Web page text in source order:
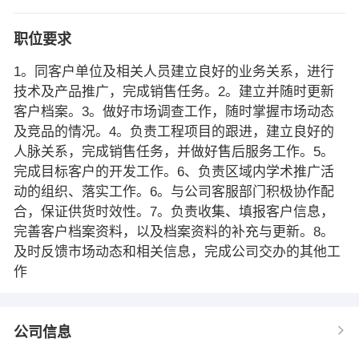
职位要求
1。同客户单位及相关人员建立良好的业务关系，进行
技术及产品推广，完成销售任务。2。建立并随时更新
客户档案。3。做好市场调查工作，随时掌握市场动态
及竞品的情况。4。负责工程项目的跟进，建立良好的
人脉关系，完成销售任务，并做好售后服务工作。5。
完成目标客户的开发工作。6、负责区域内学术推广活
动的组织、落实工作。6。与公司客服部门积极协作配
合，保证供货时效性。7。负责收集、填报客户信息，
完善客户档案资料，以及档案资料的补充与更新。8。
及时反馈市场动态和相关信息，完成公司交办的其他工
作
公司信息